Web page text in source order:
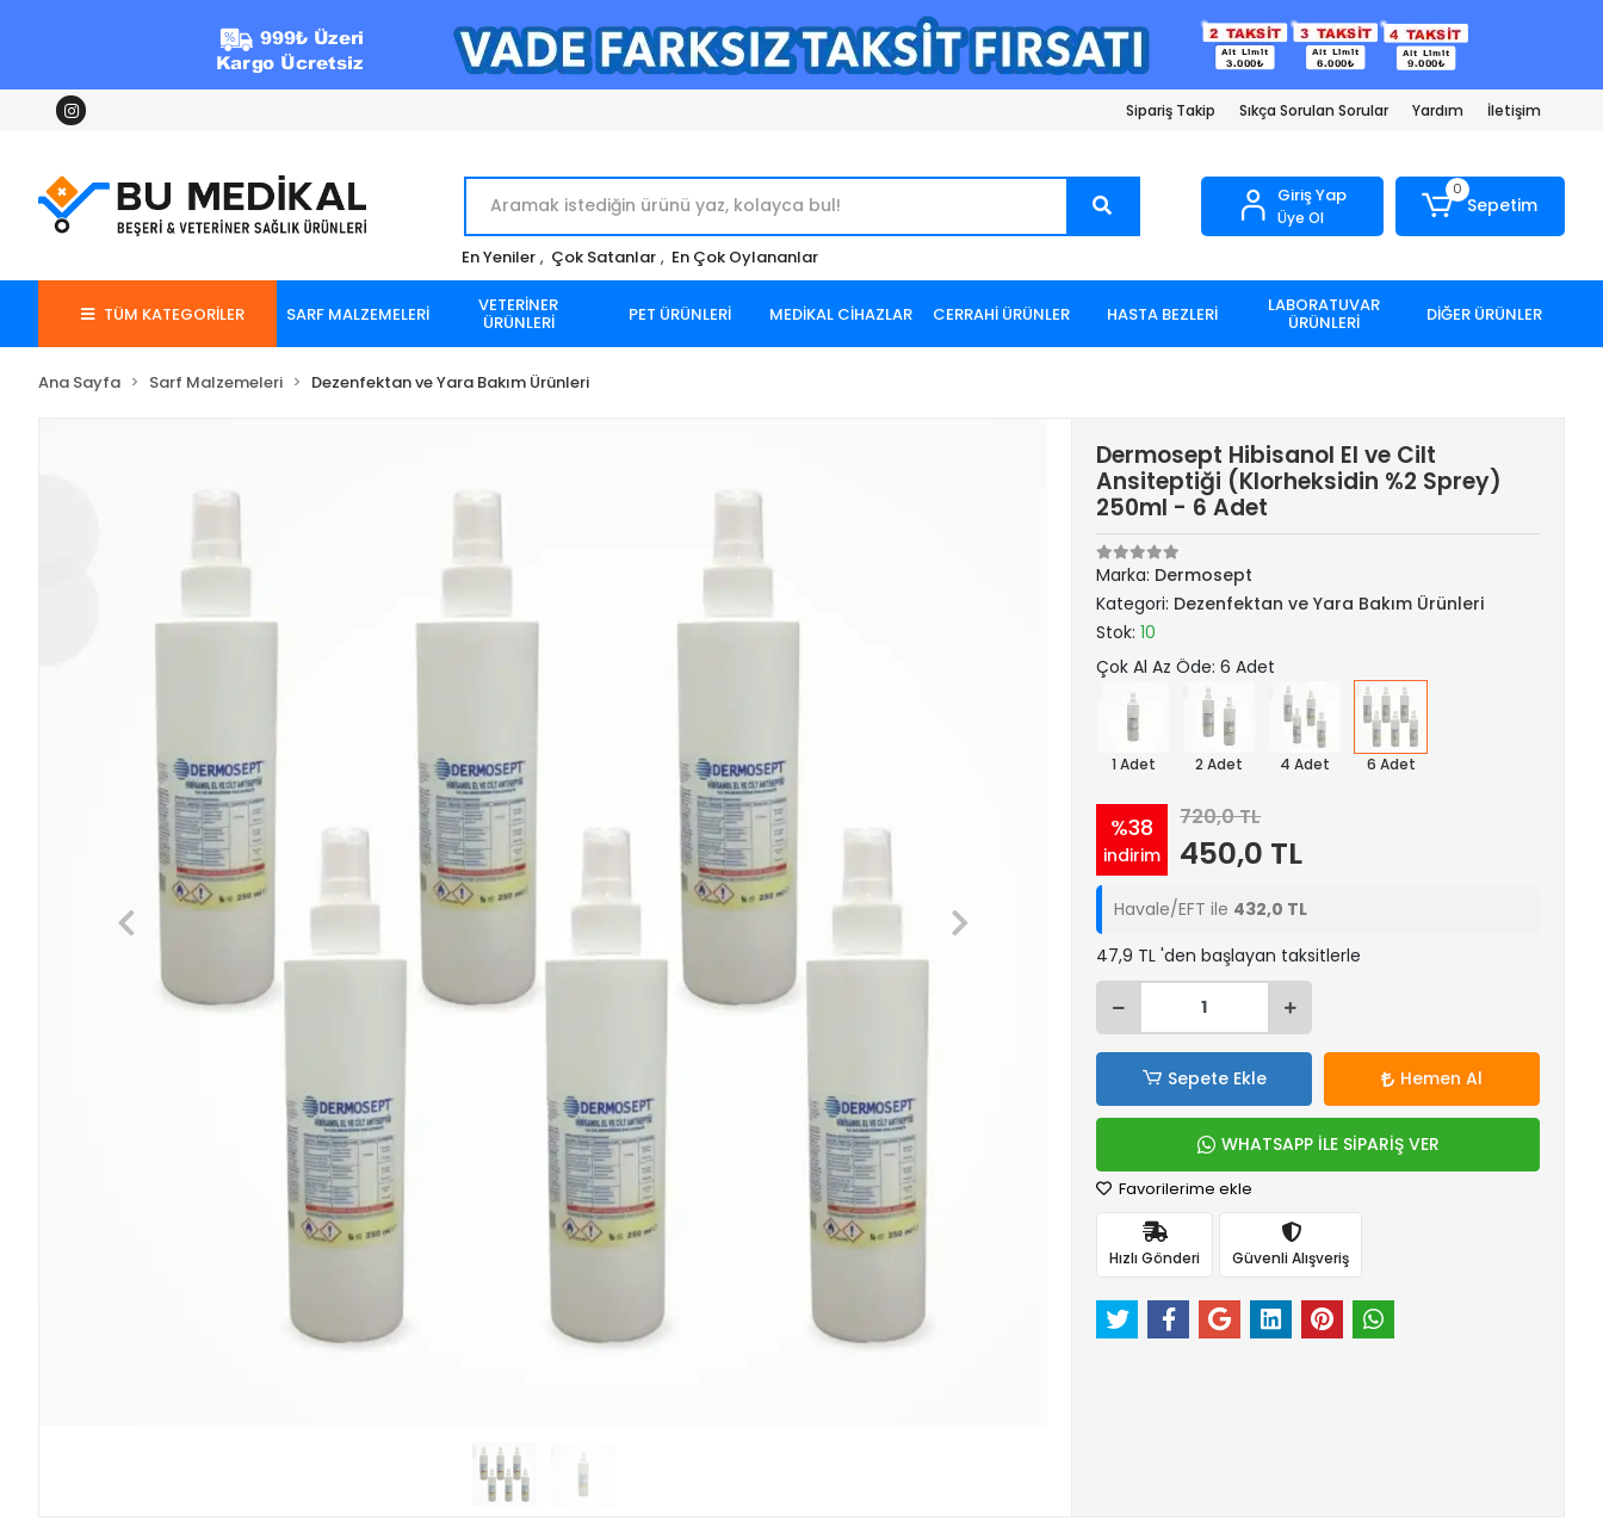
Sipariş Takip Sıkça Sorulan Sorular Yardım İletişim
En Yeniler , Çok Satanlar , En Çok Oylananlar
Giriş Yap
Üye Ol
0
Sepetim
TÜM KATEGORİLER SARF MALZEMELERİ VETERİNER
ÜRÜNLERİ PET ÜRÜNLERİ MEDİKAL CİHAZLAR CERRAHİ ÜRÜNLER HASTA BEZLERİ LABORATUVAR
ÜRÜNLERİ DİĞER ÜRÜNLER
Ana Sayfa Sarf Malzemeleri Dezenfektan ve Yara Bakım Ürünleri
Dermosept Hibisanol El ve Cilt
Ansiteptiği (Klorheksidin %2 Sprey)
250ml - 6 Adet
Marka: Dermosept
Kategori: Dezenfektan ve Yara Bakım Ürünleri
Stok:10
Çok Al Az Öde: 6 Adet
1 Adet 2 Adet 4 Adet 6 Adet
%38
indirim
720,0 TL
450,0 TL
Havale/EFT ile 432,0 TL
47,9 TL 'den başlayan taksitlerle
Sepete Ekle Hemen Al
WHATSAPP İLE SİPARİŞ VER
Favorilerime ekle
Hızlı Gönderi Güvenli Alışveriş